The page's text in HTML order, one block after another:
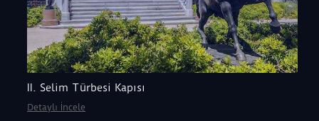
II. Selim Türbesi Kapısı
Detaylı İncele